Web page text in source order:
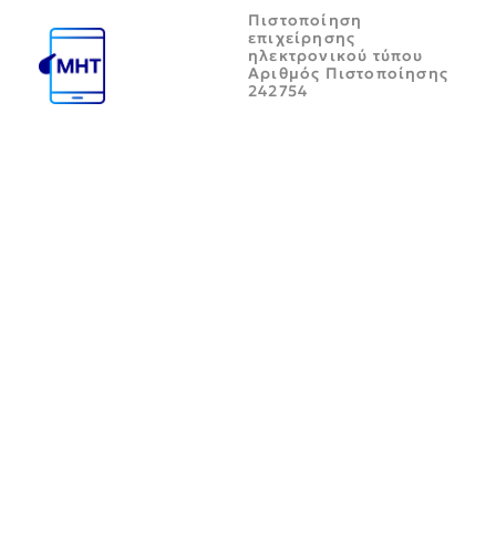
Πιστοποίηση
επιχείρησης
ηλεκτρονικού τύπου
Αριθμός Πιστοποίησης
242754